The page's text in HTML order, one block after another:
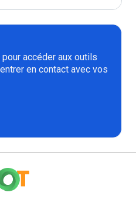
accéder aux outils
en contact avec vos